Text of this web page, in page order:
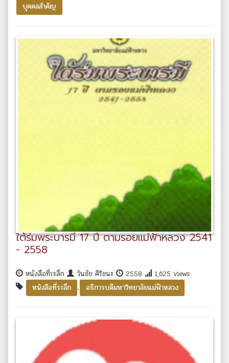
บุคคลสำคัญ
ใต้ร่มพระบารมี 17 ปี ตามรอยแม่ฟ้าหลวง 2541
- 2558
หนังสือที่ระลึก วันชัย ศิริชนะ 2558
1,625 views
หนังสือที่ระลึก
, อธิการบดีมหาวิทยาลัยแม่ฟ้าหลวง